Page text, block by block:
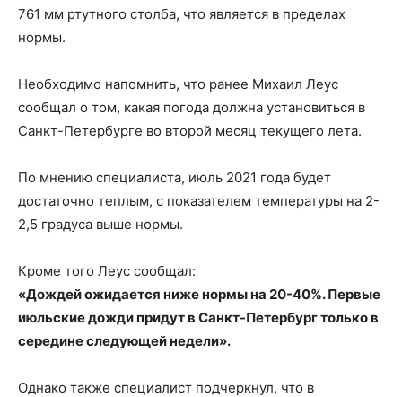
761 мм ртутного столба, что является в пределах
нормы.
Необходимо напомнить, что ранее Михаил Леус
сообщал о том, какая погода должна установиться в
Санкт-Петербурге во второй месяц текущего лета.
По мнению специалиста, июль 2021 года будет
достаточно теплым, с показателем температуры на 2-
2,5 градуса выше нормы.
Кроме того Леус сообщал:
«Дождей ожидается ниже нормы на 20-40%. Первые
июльские дожди придут в Санкт-Петербург только в
середине следующей недели».
Однако также специалист подчеркнул, что в